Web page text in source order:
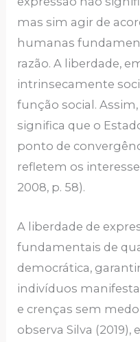
mas sim agir de
humanas
razão. A liberdade,
intrinsecamente
função social.
significa que o
ponto de
refletem os
2008, p. 58).
A liberdade de
fundamentais de
democrática,
indivíduos
e crenças sem
observa Silva (2019),